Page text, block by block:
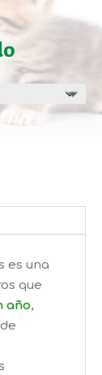
es una
que
año,